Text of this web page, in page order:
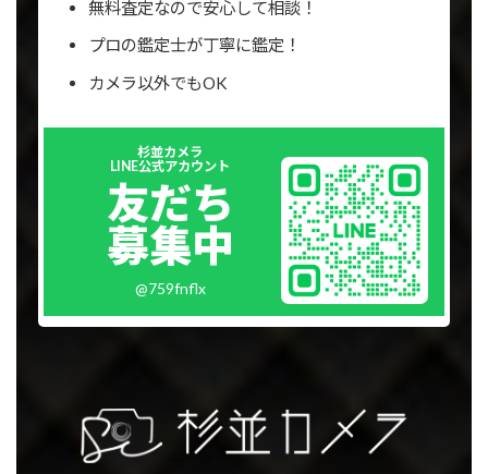
無料査定なので安心して相談！
プロの鑑定士が丁寧に鑑定！
カメラ以外でもOK
杉並カメラ
LINE公式アカウント
友だち
募集中
@759fnflx